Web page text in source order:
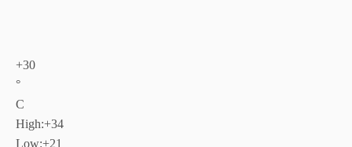
+30
°
C
High:+34
Low:+21